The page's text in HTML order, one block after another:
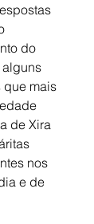
do
que mais
de Xira
nos
e de